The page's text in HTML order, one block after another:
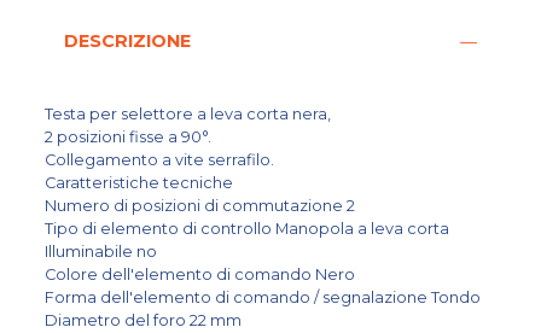
DESCRIZIONE
Testa per selettore a leva corta nera,
2 posizioni fisse a 90°.
Collegamento a vite serrafilo.
Caratteristiche tecniche
Numero di posizioni di commutazione 2
Tipo di elemento di controllo Manopola a leva corta
Illuminabile no
Colore dell'elemento di comando Nero
Forma dell'elemento di comando / segnalazione Tondo
Diametro del foro 22 mm